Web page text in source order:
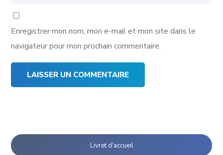
Enregistrer mon nom, mon e-mail et mon site dans le
navigateur pour mon prochain commentaire.
Livret d'accueil